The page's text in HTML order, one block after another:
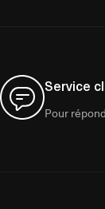
Service
Pour